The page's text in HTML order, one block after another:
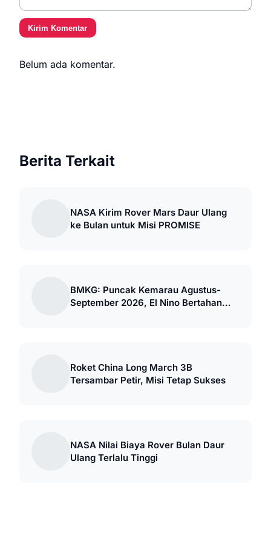
Kirim Komentar
Belum ada komentar.
Berita Terkait
NASA Kirim Rover Mars Daur Ulang
ke Bulan untuk Misi PROMISE
BMKG: Puncak Kemarau Agustus-
September 2026, El Nino Bertahan
Roket China Long March 3B
Tersambar Petir, Misi Tetap Sukses
NASA Nilai Biaya Rover Bulan Daur
Ulang Terlalu Tinggi